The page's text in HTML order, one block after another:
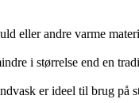
eller andre varme
i størrelse end en
er ideel til brug på